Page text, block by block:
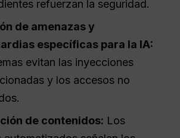
refuerzan la seguridad.
de amenazas y
específicas para la IA:
evitan las inyecciones
y los accesos no
de contenidos: Los